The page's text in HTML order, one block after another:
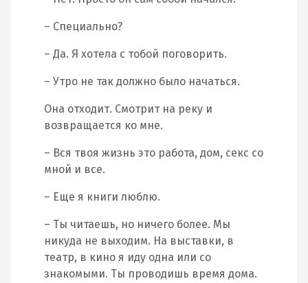
– Специально?
– Да. Я хотела с тобой поговорить.
– Утро не так должно было начаться.
Она отходит. Смотрит на реку и
возвращается ко мне.
– Вся твоя жизнь это работа, дом, секс со
мной и все.
– Еще я книги люблю.
– Ты читаешь, но ничего более. Мы
никуда не выходим. На выставки, в
театр, в кино я иду одна или со
знакомыми. Ты проводишь время дома.